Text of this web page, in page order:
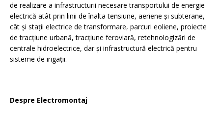
de realizare a infrastructurii necesare transportului de energie
electrică atât prin linii de înalta tensiune, aeriene și subterane,
cât și stații electrice de transformare, parcuri eoliene, proiecte
de tracțiune urbană, tracțiune feroviară, retehnologizări de
centrale hidroelectrice, dar și infrastructură electrică pentru
sisteme de irigații.
Despre Electromontaj